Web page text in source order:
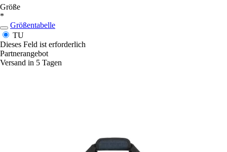
Größe
*
Größentabelle
TU
Dieses Feld ist erforderlich
Partnerangebot
Versand in 5 Tagen